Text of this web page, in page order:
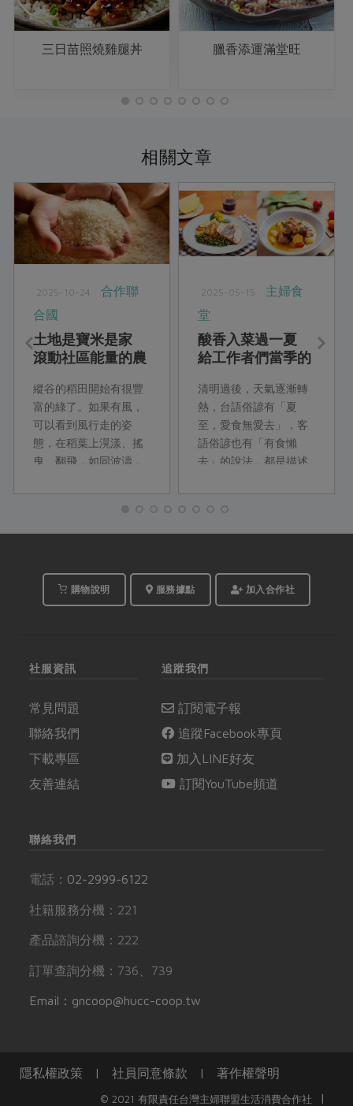
三日苗照燒雞腿丼 臘香添運滿堂旺
相關文章
2025-10-24
合作聯
合國
土地是寶米是家
滾動社區能量的農
縱谷的稻田開始有很豐
富的綠了。如果有風，
可以看到風行走的姿
態，在稻葉上滉漾、搖
曳、翻飛，如同波濤，
一切都無痕跡，仍然只
是靜靜的稻田。這是作
家蔣勳對縱谷日常的描
2025-05-15
主婦食
堂
酸香入菜過一夏
給工作者們當季的
清明過後，天氣逐漸轉
熱，台語俗諺有「夏
至，愛食無愛去」，客
語俗諺也有「有食懶
去」的說法，都是描述
疲勞的狀態，就算有美
想吃卻不願意出門；所
兩道能補充豐富營養的
當季蔬果土鍋料理，讓
身心。
購物說明 服務據點 加入合作社
社服資訊
常見問題
聯絡我們
下載專區
友善連結
追蹤我們
訂閱電子報
追蹤Facebook專頁
加入LINE好友
訂閱YouTube頻道
聯絡我們
電話： 02-2999-6122
社籍服務分機：221
產品諮詢分機：222
訂單查詢分機：736、739
Email：gncoop@hucc-coop.tw
隱私權政策 | 社員同意條款 | 著作權聲明
© 2021 有限責任台灣主婦聯盟生活消費合作社 |